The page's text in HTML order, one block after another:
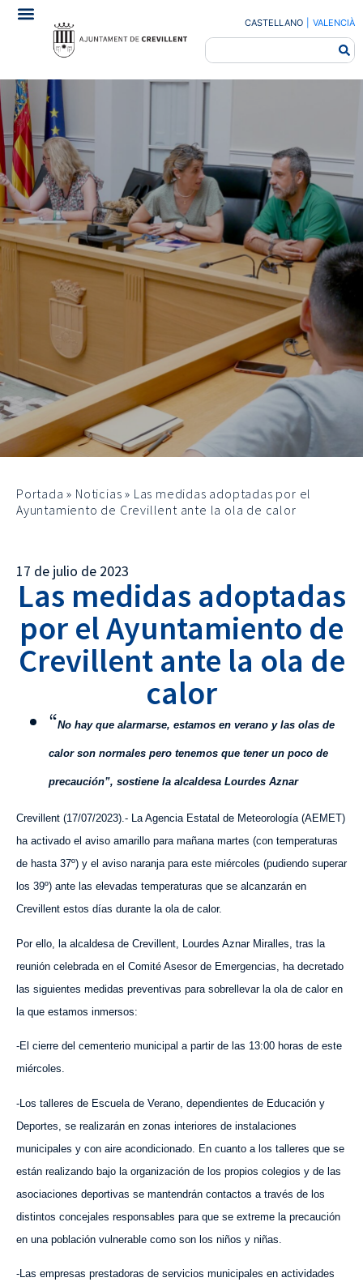
CASTELLANO VALENCIÀ
Portada » Noticias » Las medidas adoptadas por el
Ayuntamiento de Crevillent ante la ola de calor
17 de julio de 2023
Las medidas adoptadas
por el Ayuntamiento de
Crevillent ante la ola de
calor
“No hay que alarmarse, estamos en verano y las olas de
calor son normales pero tenemos que tener un poco de
precaución”, sostiene la alcaldesa Lourdes Aznar
Crevillent (17/07/2023).- La Agencia Estatal de Meteorología (AEMET)
ha activado el aviso amarillo para mañana martes (con temperaturas
de hasta 37º) y el aviso naranja para este miércoles (pudiendo superar
los 39º) ante las elevadas temperaturas que se alcanzarán en
Crevillent estos días durante la ola de calor.
Por ello, la alcaldesa de Crevillent, Lourdes Aznar Miralles, tras la
reunión celebrada en el Comité Asesor de Emergencias, ha decretado
las siguientes medidas preventivas para sobrellevar la ola de calor en
la que estamos inmersos:
-El cierre del cementerio municipal a partir de las 13:00 horas de este
miércoles.
-Los talleres de Escuela de Verano, dependientes de Educación y
Deportes, se realizarán en zonas interiores de instalaciones
municipales y con aire acondicionado. En cuanto a los talleres que se
están realizando bajo la organización de los propios colegios y de las
asociaciones deportivas se mantendrán contactos a través de los
distintos concejales responsables para que se extreme la precaución
en una población vulnerable como son los niños y niñas.
-Las empresas prestadoras de servicios municipales en actividades